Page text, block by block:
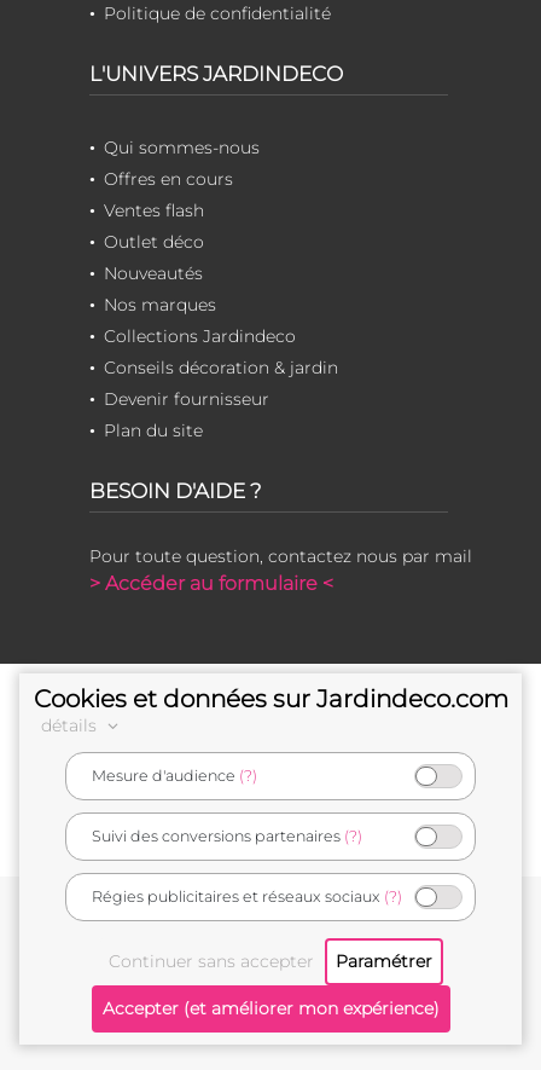
Politique de confidentialité
L'UNIVERS JARDINDECO
Qui sommes-nous
Offres en cours
Ventes flash
Outlet déco
Nouveautés
Nos marques
Collections Jardindeco
Conseils décoration & jardin
Devenir fournisseur
Plan du site
BESOIN D'AIDE ?
Pour toute question, contactez nous par mail
> Accéder au formulaire <
e-commerçant français
Mentions légales
Cookies et données sur Jardindeco.com
détails
Mesure d'audience (?)
Suivi des conversions partenaires (?)
Régies publicitaires et réseaux sociaux (?)